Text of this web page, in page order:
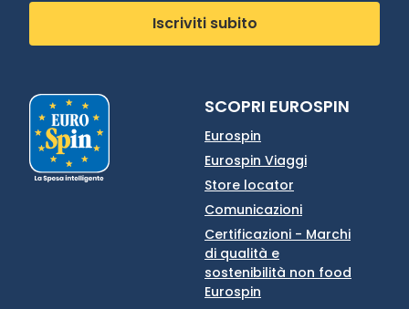
Iscriviti subito
SCOPRI EUROSPIN
Eurospin
Eurospin Viaggi
Store locator
Comunicazioni
Certificazioni - Marchi
di qualità e
sostenibilità non food
Eurospin